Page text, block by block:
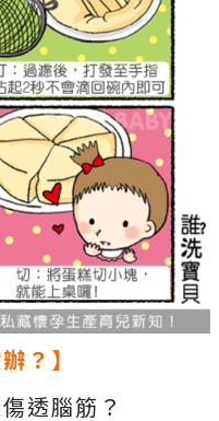
？】
透腦筋？